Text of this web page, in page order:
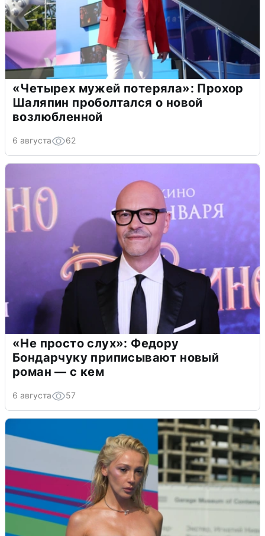
«Четырех мужей потеряла»: Прохор
Шаляпин проболтался о новой
возлюбленной
6 августа 62
«Не просто слух»: Федору
Бондарчуку приписывают новый
роман — с кем
6 августа 57